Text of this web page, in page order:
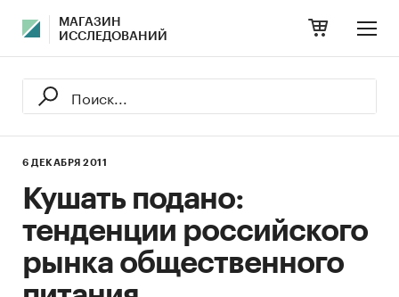
МАГАЗИН
ИССЛЕДОВАНИЙ
6 ДЕКАБРЯ 2011
Кушать подано:
тенденции российского
рынка общественного